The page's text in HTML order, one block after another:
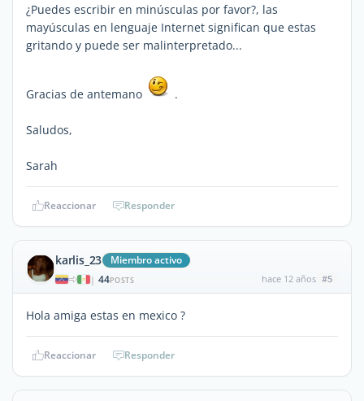
¿Puedes escribir en minúsculas por favor?, las
mayúsculas en lenguaje Internet significan que estas
gritando y puede ser malinterpretado...
Gracias de antemano .
Saludos,
Sarah
Reaccionar Responder
karlis_23 Miembro activo
| 44POSTS hace 12 años #5
Hola amiga estas en mexico ?
Reaccionar Responder